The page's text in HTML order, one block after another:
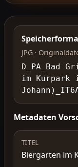
JPG ·
D_PA_Bad
im Kurpark
Metadaten
TITEL
Biergarten im